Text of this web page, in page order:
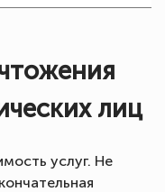
лиц
услуг. Не